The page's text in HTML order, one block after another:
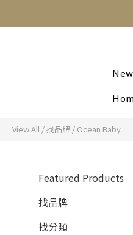
View All /找品牌 / Ocean Baby
Featured Products
找品牌
找分類